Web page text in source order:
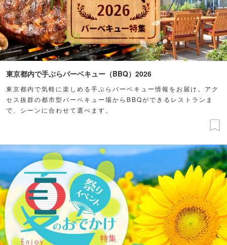
東京都内で手ぶらバーベキュー（BBQ）2026
東京都内で気軽に楽しめる手ぶらバーベキュー情報をお届け。アク
セス抜群の都市型バーベキュー場からBBQができるレストランま
で、シーンに合わせて選べます。